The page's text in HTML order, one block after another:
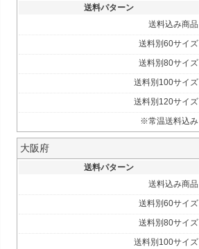
送料パターン
送料込み商品
送料別60サイズ
送料別80サイズ
送料別100サイズ
送料別120サイズ
※常温送料込み
大阪府
送料パターン
送料込み商品
送料別60サイズ
送料別80サイズ
送料別100サイズ